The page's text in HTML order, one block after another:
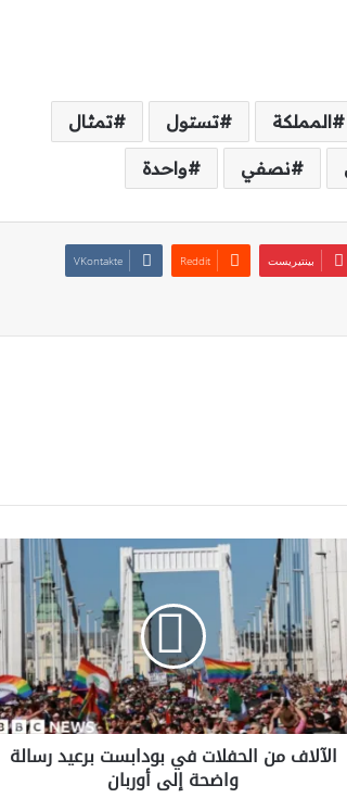
المملكة تستول تمثال
نصفي واحدة
بينتيريست
الآلاف من الحفلات في بودابست برعيد رسالة
واضحة إلى أوربان